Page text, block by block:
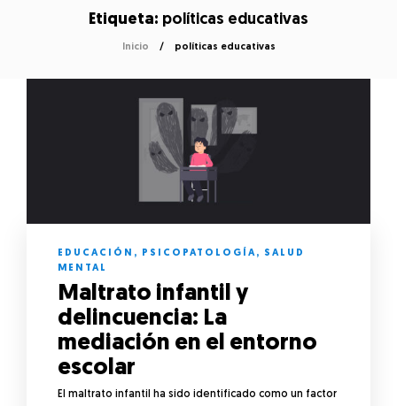
Etiqueta: políticas educativas
Inicio políticas educativas
EDUCACIÓN , PSICOPATOLOGÍA, SALUD
MENTAL
Maltrato infantil y
delincuencia: La
mediación en el entorno
escolar
El maltrato infantil ha sido identificado como un factor